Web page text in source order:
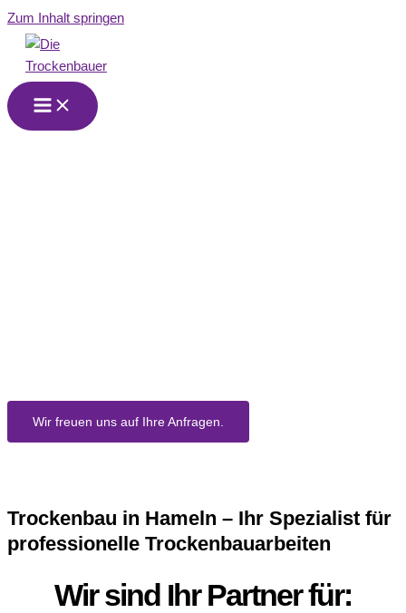
Zum Inhalt springen
Wir freuen uns auf Ihre Anfragen.
Trockenbau in Hameln – Ihr Spezialist für
professionelle Trockenbauarbeiten
Wir sind Ihr Partner für: